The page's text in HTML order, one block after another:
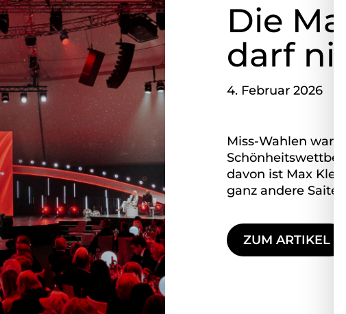
Die
darf
4. Februar 2026
Miss-Wahlen
davon ist Max
ganz andere Saiten
ZUM ARTIKEL